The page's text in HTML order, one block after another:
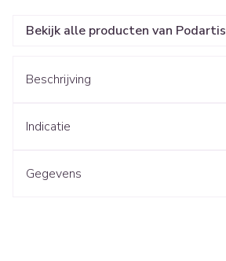
Bekijk alle producten van Podartis
Beschrijving
Indicatie
Gegevens